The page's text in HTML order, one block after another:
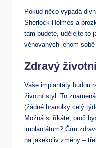
Pokud něco vypadá
Sherlock Holmes a
tam budete, udělejte to
věnovaných jenom
Zdravý
Vaše implantáty budou
životní styl. To
(žádné hranolky celý
Možná si říkáte, proč
implantátům? Čím
na jakékoliv změny –